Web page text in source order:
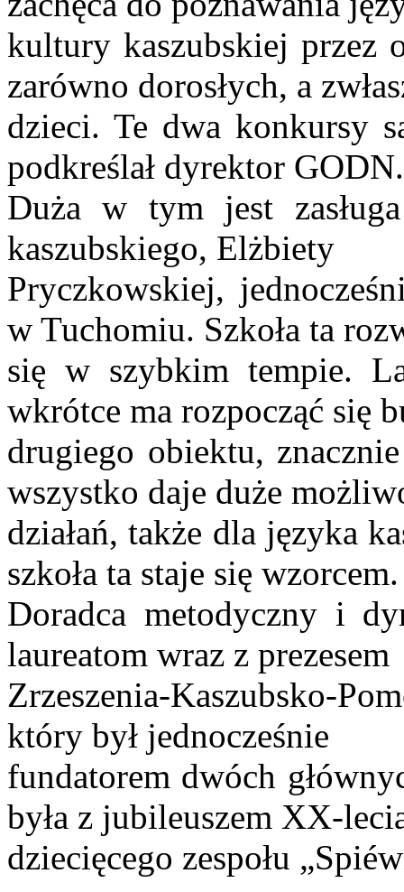
kultury kaszubskiej przez
zarówno dorosłych, a
dzieci. Te dwa konkursy
podkreślał dyrektor GODN.
Duża w tym jest
kaszubskiego, Elżbiety
Pryczkowskiej,
w Tuchomiu. Szkoła ta
się w szybkim tempie.
wkrótce ma rozpocząć się
drugiego obiektu,
wszystko daje duże
działań, także dla języka
szkoła ta staje się wzorcem.
Doradca metodyczny i
laureatom wraz z prezesem
Zrzeszenia-Kaszubsko-
który był jednocześnie
fundatorem dwóch
była z jubileuszem XX-
dziecięcego zespołu